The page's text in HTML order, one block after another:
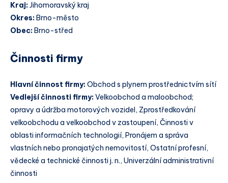
Kraj:Jihomoravský kraj
Okres: Brno-město
Obec: Brno-střed
Činnosti firmy
Hlavní činnost firmy:Obchod s plynem prostřednictvím sítí
Vedlejší činnosti firmy:Velkoobchod a maloobchod;
opravy a údržba motorových vozidel, Zprostředkování
velkoobchodu a velkoobchod v zastoupení, Činnosti v
oblasti informačních technologií, Pronájem a správa
vlastních nebo pronajatých nemovitostí, Ostatní profesní,
vědecké a technické činnosti j. n., Univerzální administrativní
činnosti